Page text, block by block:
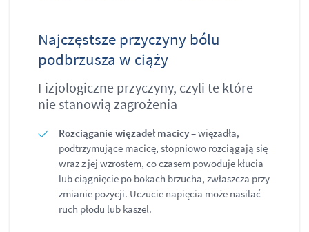
Najczęstsze przyczyny bólu
podbrzusza w ciąży
Fizjologiczne przyczyny, czyli te które
nie stanowią zagrożenia
Rozciąganie więzadeł macicy– więzadła,
podtrzymujące macicę, stopniowo rozciągają się
wraz z jej wzrostem, co czasem powoduje kłucia
lub ciągnięcie po bokach brzucha, zwłaszcza przy
zmianie pozycji. Uczucie napięcia może nasilać
ruch płodu lub kaszel.